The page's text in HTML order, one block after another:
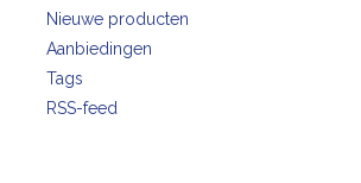
Nieuwe producten
Aanbiedingen
Tags
RSS-feed